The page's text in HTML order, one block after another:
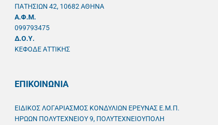
ΠΑΤΗΣΙΩΝ 42, 10682 ΑΘΗΝΑ
A.Φ.Μ.
099793475
Δ.Ο.Υ.
ΚΕΦΟΔΕ ΑΤΤΙΚΗΣ
ΕΠΙΚΟΙΝΩΝΙΑ
ΕΙΔΙΚΟΣ ΛΟΓΑΡΙΑΣΜΟΣ ΚΟΝΔΥΛΙΩΝ ΕΡΕΥΝΑΣ Ε.Μ.Π.
ΗΡΩΩΝ ΠΟΛΥΤΕΧΝΕΙΟΥ 9, ΠΟΛΥΤΕΧΝΕΙΟΥΠΟΛΗ